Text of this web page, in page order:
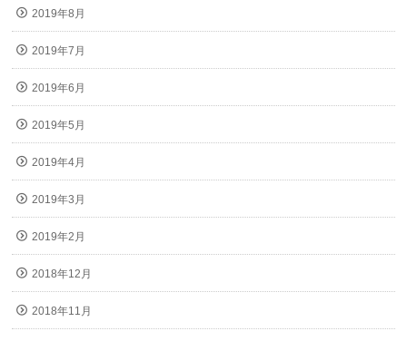
2019年8月
2019年7月
2019年6月
2019年5月
2019年4月
2019年3月
2019年2月
2018年12月
2018年11月